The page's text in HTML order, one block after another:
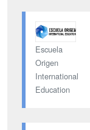
Escuela
Origen
International
Education